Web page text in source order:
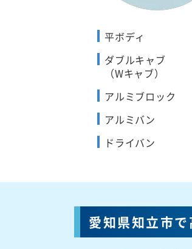
平ボディ
ダブルキャブ
（Wキャブ）
アルミブロック
アルミバン
ドライバン
愛知県知立市